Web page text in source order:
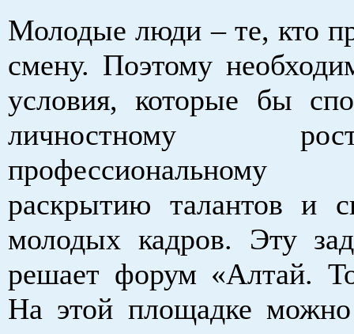
Молодые люди – те, кто
смену. Поэтому
условия, которые бы
личностному
профессиональному
раскрытию талантов и
молодых кадров. Эту
решает форум «Алтай.
На этой площадке можно